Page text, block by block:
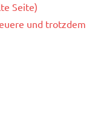
Seite)
und trotzdem